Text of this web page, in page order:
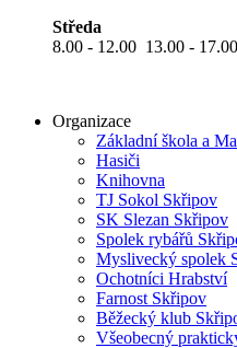
Středa
8.00 - 12.00 13.00 - 17.00
Organizace
Základní škola a
Hasiči
Knihovna
TJ Sokol Skřipov
SK Slezan Skřipov
Spolek rybářů
Myslivecký spolek
Ochotníci Hrabství
Farnost Skřipov
Běžecký klub
Všeobecný